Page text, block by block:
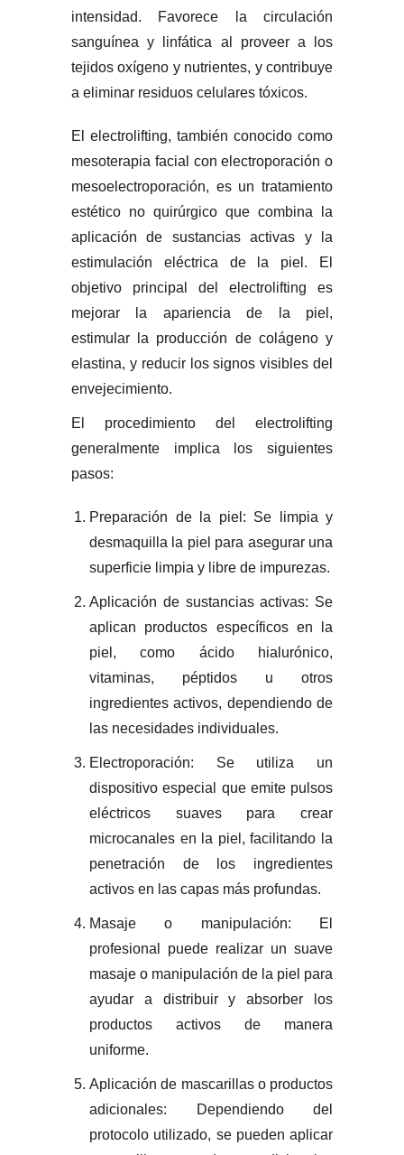
intensidad. Favorece la circulación
sanguínea y linfática al proveer a los
tejidos oxígeno y nutrientes, y contribuye
a eliminar residuos celulares tóxicos.
El electrolifting, también conocido como
mesoterapia facial con electroporación o
mesoelectroporación, es un tratamiento
estético no quirúrgico que combina la
aplicación de sustancias activas y la
estimulación eléctrica de la piel. El
objetivo principal del electrolifting es
mejorar la apariencia de la piel,
estimular la producción de colágeno y
elastina, y reducir los signos visibles del
envejecimiento.
El procedimiento del electrolifting
generalmente implica los siguientes
pasos:
Preparación de la piel: Se limpia y
desmaquilla la piel para asegurar una
superficie limpia y libre de impurezas.
Aplicación de sustancias activas: Se
aplican productos específicos en la
piel, como ácido hialurónico,
vitaminas, péptidos u otros
ingredientes activos, dependiendo de
las necesidades individuales.
Electroporación: Se utiliza un
dispositivo especial que emite pulsos
eléctricos suaves para crear
microcanales en la piel, facilitando la
penetración de los ingredientes
activos en las capas más profundas.
Masaje o manipulación: El
profesional puede realizar un suave
masaje o manipulación de la piel para
ayudar a distribuir y absorber los
productos activos de manera
uniforme.
Aplicación de mascarillas o productos
adicionales: Dependiendo del
protocolo utilizado, se pueden aplicar